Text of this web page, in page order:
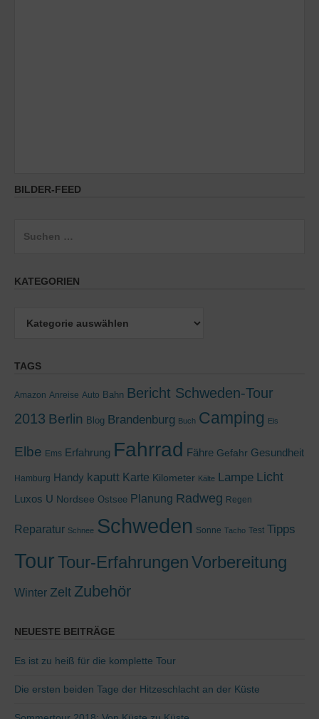
BILDER-FEED
KATEGORIEN
Kategorien
TAGS
Amazon Anreise Auto Bahn Bericht Schweden-Tour
2013 Berlin Blog Brandenburg Buch Camping Eis
Elbe Ems Erfahrung Fahrrad Fähre Gefahr Gesundheit
Hamburg Handy kaputt Karte Kilometer Kälte Lampe Licht
Luxos U Nordsee Ostsee Planung Radweg Regen
Reparatur Schnee Schweden Sonne Tacho Test Tipps
TourTour-ErfahrungenVorbereitung
Winter Zelt Zubehör
NEUESTE BEITRÄGE
Es ist zu heiß für die komplette Tour
Die ersten beiden Tage der Hitzeschlacht an der Küste